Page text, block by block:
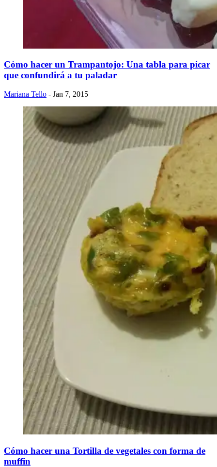
Cómo hacer un Trampantojo: Una tabla para picar
que confundirá a tu paladar
Mariana Tello - Jan 7, 2015
Cómo hacer una Tortilla de vegetales con forma de
muffin